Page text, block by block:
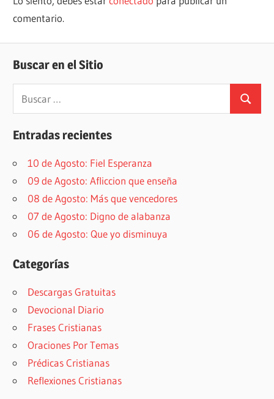
comentario.
Buscar en el Sitio
Buscar:
Buscar
Entradas recientes
10 de Agosto: Fiel Esperanza
09 de Agosto: Afliccion que enseña
08 de Agosto: Más que vencedores
07 de Agosto: Digno de alabanza
06 de Agosto: Que yo disminuya
Categorías
Descargas Gratuitas
Devocional Diario
Frases Cristianas
Oraciones Por Temas
Prédicas Cristianas
Reflexiones Cristianas